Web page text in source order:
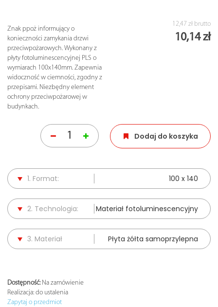
Znak ppoż informujący o
konieczności zamykania drzwi
przeciwpożarowych. Wykonany z
płyty fotoluminescencyjnej PLS o
wymiarach 100x140mm. Zapewnia
widoczność w ciemności, zgodny z
przepisami. Niezbędny element
ochrony przeciwpożarowej w
budynkach.
12,47 zł brutto
10,14 zł
Dodaj do koszyka
1. Format: 100 x 140
2. Technologia: Materiał fotoluminescencyjny
3. Materiał Płyta żółta samoprzylepna
Dostępność:Na zamówienie
Realizacja: do ustalenia
Zapytaj o przedmiot